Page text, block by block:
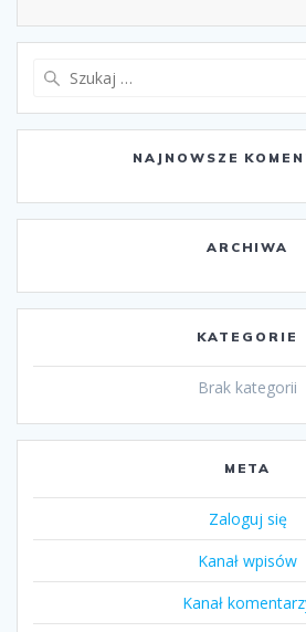
NAJNOWSZE
ARCHIWA
KATEGORIE
Brak kategorii
META
Zaloguj się
Kanał wpisów
Kanał